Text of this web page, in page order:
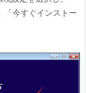
「今すぐインストー